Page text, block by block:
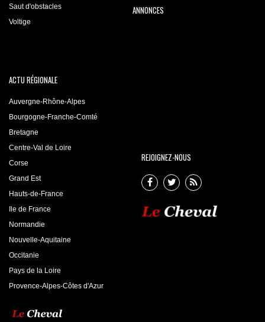
Saut d'obstacles
Voltige
ANNONCES
ACTU RÉGIONALE
Auvergne-Rhône-Alpes
Bourgogne-Franche-Comté
Bretagne
Centre-Val de Loire
Corse
Grand Est
Hauts-de-France
Ile de France
Normandie
Nouvelle-Aquitaine
Occitanie
Pays de la Loire
Provence-Alpes-Côtes d'Azur
REJOIGNEZ-NOUS